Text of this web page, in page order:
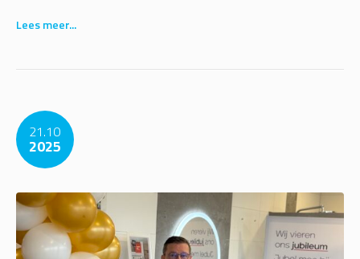
Lees meer...
21.10
2025